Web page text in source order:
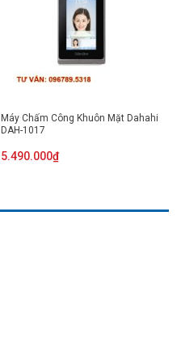
Máy Chấm Công Khuôn Mặt Dahahi
DAH-1017
5.490.000₫